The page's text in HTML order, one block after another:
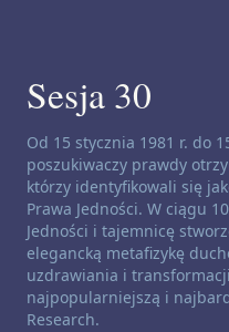
Sesja 30
Zastrzeżenie dotyczące
Od 15 stycznia 1981 r. do
poszukiwaczy prawdy
którzy identyfikowali się
Prawa Jedności. W ciągu
Jedności i tajemnicę
elegancką metafizykę
uzdrawiania i
najpopularniejszą i
Research.